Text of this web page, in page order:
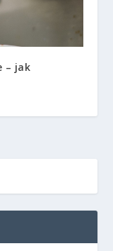
– jak